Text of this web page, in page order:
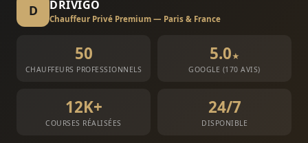
D DRIVIGO
Chauffeur Privé Premium — Paris & France
50
CHAUFFEURS PROFESSIONNELS
5.0★
GOOGLE (170 AVIS)
12K+
COURSES RÉALISÉES
24/7
DISPONIBLE